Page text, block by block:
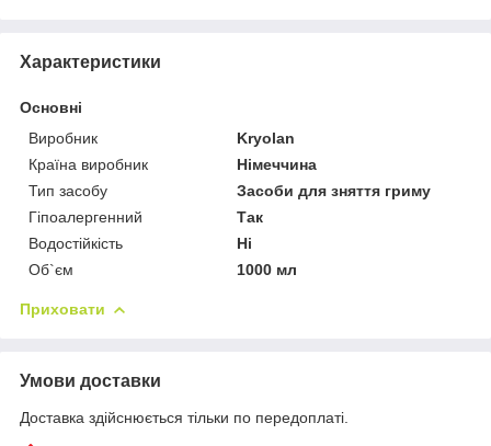
Характеристики
Основні
Виробник
Kryolan
Країна виробник
Німеччина
Тип засобу
Засоби для зняття гриму
Гіпоалергенний
Так
Водостійкість
Ні
Об`єм
1000 мл
Приховати
Умови доставки
Доставка здійснюється тільки по передоплаті.